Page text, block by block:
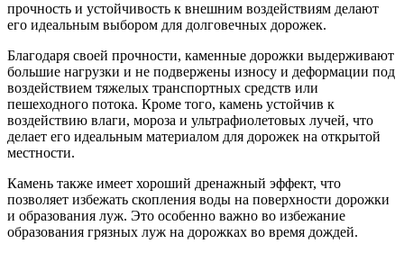
прочность и устойчивость к внешним воздействиям делают
его идеальным выбором для долговечных дорожек.
Благодаря своей прочности, каменные дорожки выдерживают
большие нагрузки и не подвержены износу и деформации под
воздействием тяжелых транспортных средств или
пешеходного потока. Кроме того, камень устойчив к
воздействию влаги, мороза и ультрафиолетовых лучей, что
делает его идеальным материалом для дорожек на открытой
местности.
Камень также имеет хороший дренажный эффект, что
позволяет избежать скопления воды на поверхности дорожки
и образования луж. Это особенно важно во избежание
образования грязных луж на дорожках во время дождей.